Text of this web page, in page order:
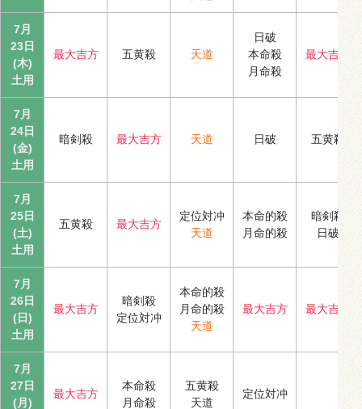
7月
23日
(木)
土用
最大吉方 五黄殺 天道
日破
本命殺
月命殺
最大吉方
7月
24日
(金)
土用
暗剣殺 最大吉方 天道 日破 五黄殺
7月
25日
(土)
土用
五黄殺 最大吉方
定位対冲
天道
本命的殺
月命的殺
暗剣殺
日破
7月
26日
(日)
土用
最大吉方
暗剣殺
定位対冲
本命的殺
月命的殺
天道
最大吉方 最大吉方
7月
27日
(月)
最大吉方
本命殺
月命殺
五黄殺
天道
定位対冲